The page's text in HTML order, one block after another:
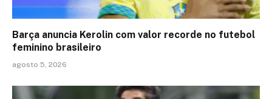
Barça anuncia Kerolin com valor recorde no futebol
feminino brasileiro
agosto 5, 2026